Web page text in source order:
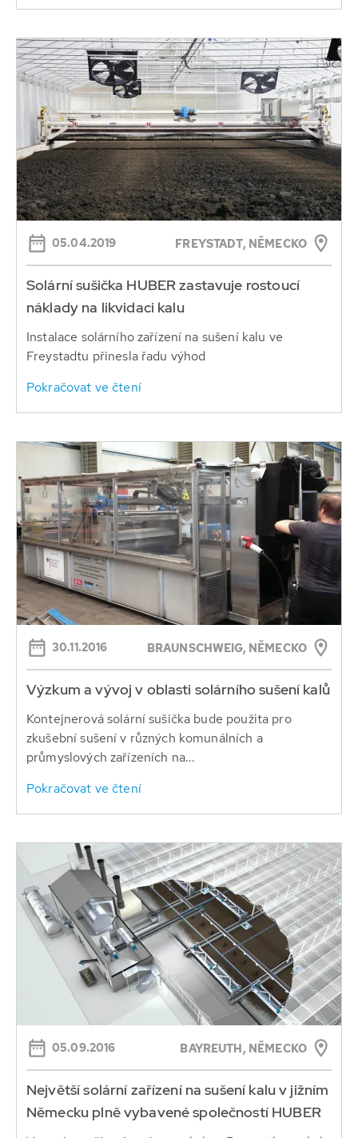
05.04.2019 FREYSTADT, NĚMECKO
Solární sušička HUBER zastavuje rostoucí
náklady na likvidaci kalu
Instalace solárního zařízení na sušení kalu ve
Freystadtu přinesla řadu výhod
Pokračovat ve čtení
30.11.2016 BRAUNSCHWEIG, NĚMECKO
Výzkum a vývoj v oblasti solárního sušení kalů
Kontejnerová solární sušička bude použita pro
zkušební sušení v různých komunálních a
průmyslových zařízeních na...
Pokračovat ve čtení
05.09.2016 BAYREUTH, NĚMECKO
Největší solární zařízení na sušení kalu v jižním
Německu plně vybavené společností HUBER